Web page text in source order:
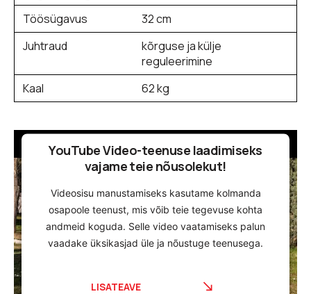
Töösügavus
32 cm
Juhtraud
kõrguse ja külje
reguleerimine
Kaal
62 kg
YouTube Video-teenuse laadimiseks
vajame teie nõusolekut!
Videosisu manustamiseks kasutame kolmanda
osapoole teenust, mis võib teie tegevuse kohta
andmeid koguda. Selle video vaatamiseks palun
vaadake üksikasjad üle ja nõustuge teenusega.
LISATEAVE